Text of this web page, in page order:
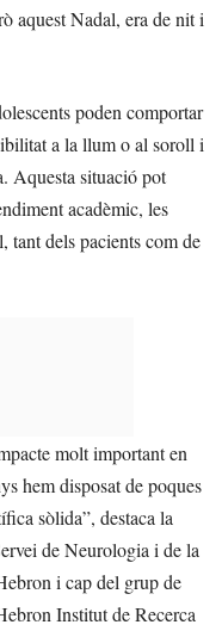
aquest Nadal, era de nit i
poden comportar
a la llum o al soroll i
Aquesta situació pot
acadèmic, les
tant dels pacients com de
molt important en
hem disposat de poques
sòlida”, destaca la
de Neurologia i de la
i cap del grup de
Institut de Recerca